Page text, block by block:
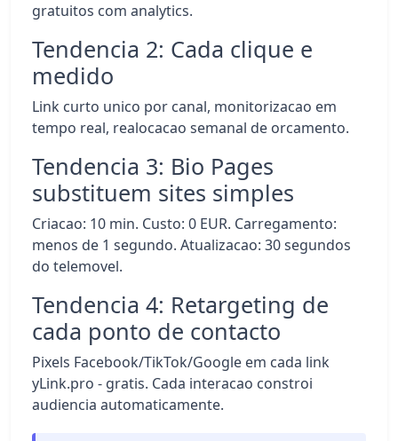
gratuitos com analytics.
Tendencia 2: Cada clique e
medido
Link curto unico por canal, monitorizacao em
tempo real, realocacao semanal de orcamento.
Tendencia 3: Bio Pages
substituem sites simples
Criacao: 10 min. Custo: 0 EUR. Carregamento:
menos de 1 segundo. Atualizacao: 30 segundos
do telemovel.
Tendencia 4: Retargeting de
cada ponto de contacto
Pixels Facebook/TikTok/Google em cada link
yLink.pro - gratis. Cada interacao constroi
audiencia automaticamente.